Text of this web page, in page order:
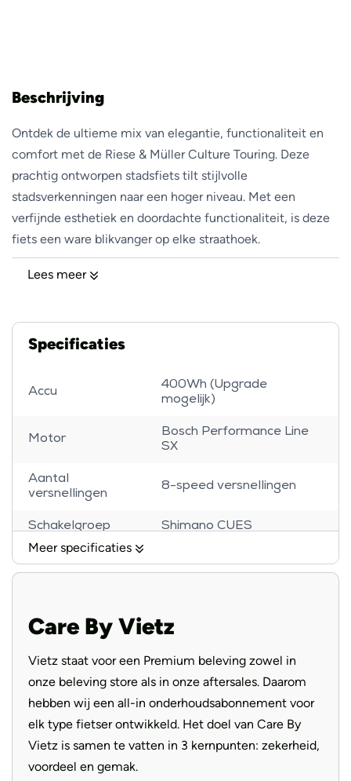
Beschrijving
Ontdek de ultieme mix van elegantie, functionaliteit en
comfort met de Riese & Müller Culture Touring. Deze
prachtig ontworpen stadsfiets tilt stijlvolle
stadsverkenningen naar een hoger niveau. Met een
verfijnde esthetiek en doordachte functionaliteit, is deze
fiets een ware blikvanger op elke straathoek.
duurzaamheid. Gemaakt van hoogwaardig aluminium,
biedt het frame een perfecte balans tussen stabiliteit en
straten van de stad manoeuvreert.
Wat maakt deze fiets uniek?
De Riese & Müller Culture onderscheidt zich door zijn
toewijding aan kwaliteit en duurzaamheid. Met een
comfortabele rijervaring, krachtige motor en uitstekende
klantenservice biedt deze elektrische fiets een unieke
verantwoordelijkheid.
De Bosch Performance Line SX-motor op deze fiets biedt
krachtige ondersteuning met een vermogen tot 340% en
een koppel van maximaal 85 Nm. Deze combinatie zorgt
voor een soepele en responsieve rijervaring, ideaal voor
verschillende soorten terrein. Met geavanceerde
technologieën van Bosch en hoogwaardige componenten
Lees meer
Specificaties
Accu
400Wh (Upgrade
mogelijk)
Motor
Bosch Performance Line
SX
Aantal
versnellingen
8-speed versnellingen
Schakelgroep Shimano CUES
Display
Remmen Magura MT A2, disc brake
Banden Schwalbe Big Ben 50-622
Binneband Schwalbe AV19
Voorvork Suntour NCX 28, tapered
Voorblad 55T
Meer specificaties
Care By Vietz
Vietz staat voor een Premium beleving zowel in
onze beleving store als in onze aftersales. Daarom
hebben wij een all-in onderhoudsabonnement voor
elk type fietser ontwikkeld. Het doel van Care By
Vietz is samen te vatten in 3 kernpunten: zekerheid,
voordeel en gemak.